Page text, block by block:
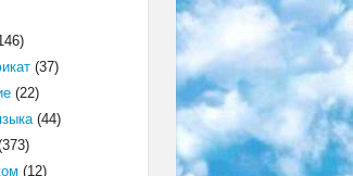
(37)
(22)
(44)
(12)